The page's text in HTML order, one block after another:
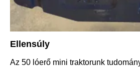
Ellensúly
Az 50 lóerő mini traktorunk